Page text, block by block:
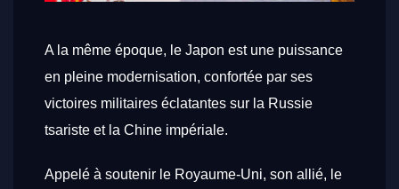
A la même époque, le Japon est une puissance
en pleine modernisation, confortée par ses
victoires militaires éclatantes sur la Russie
tsariste et la Chine impériale.
Appelé à soutenir le Royaume-Uni, son allié, le